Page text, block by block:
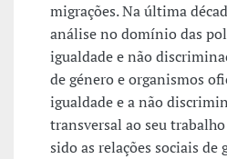
migrações. Na última
análise no domínio das
igualdade e não
de género e organismos
igualdade e a não
transversal ao seu
sido as relações sociais de